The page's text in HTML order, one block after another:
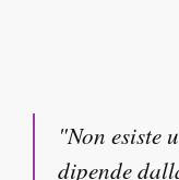
"Non esiste
dipende